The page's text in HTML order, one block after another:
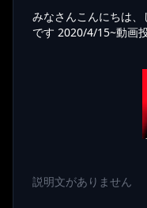
みなさんこんにちは
です 2020/4/15~動画
説明文がありません